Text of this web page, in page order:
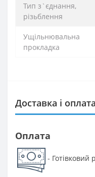
Тип з`єднання,
різьблення
Ущільнювальна
прокладка
Доставка і оплата
Оплата
- Готівковий